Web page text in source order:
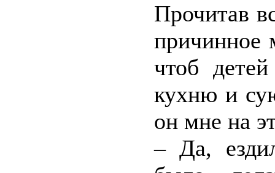
Прочитав
причинное
чтоб
кухню и
он мне на
– Да,